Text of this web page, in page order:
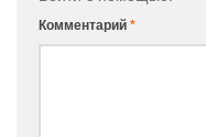
Комментарий *